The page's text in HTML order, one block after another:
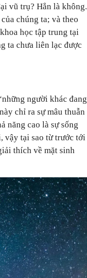
vũ trụ? Hẳn là không.
chúng ta; và theo
học tập trung tại
ta chưa liên lạc được
người khác đang
chỉ ra sự mâu thuẫn
năng cao là sự sống
vậy tại sao từ trước tới
thích về mặt sinh